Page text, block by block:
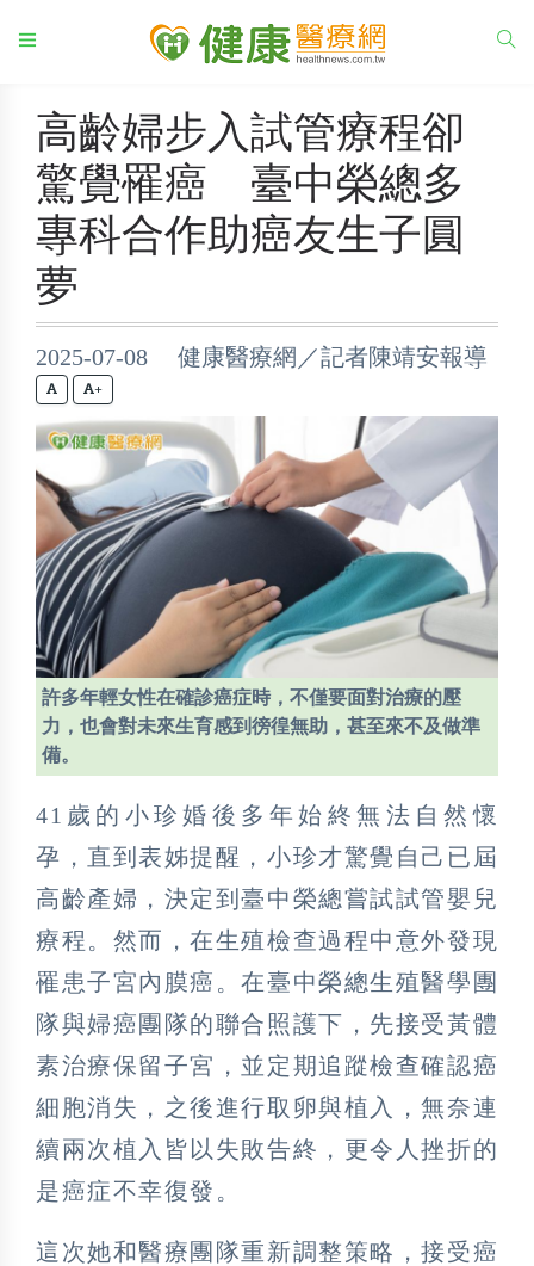
高齡婦步入試管療程卻
驚覺罹癌 臺中榮總多
專科合作助癌友生子圓
夢
2025-07-08 健康醫療網／記者陳靖安報導
+
許多年輕女性在確診癌症時，不僅要面對治療的壓
力，也會對未來生育感到徬徨無助，甚至來不及做準
備。
41歲的小珍婚後多年始終無法自然懷
孕，直到表姊提醒，小珍才驚覺自己已屆
高齡產婦，決定到臺中榮總嘗試試管嬰兒
療程。然而，在生殖檢查過程中意外發現
罹患子宮內膜癌。在臺中榮總生殖醫學團
隊與婦癌團隊的聯合照護下，先接受黃體
素治療保留子宮，並定期追蹤檢查確認癌
細胞消失，之後進行取卵與植入，無奈連
續兩次植入皆以失敗告終，更令人挫折的
是癌症不幸復發。
這次她和醫療團隊重新調整策略，接受癌